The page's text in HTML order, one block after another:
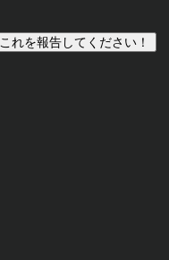
これを報告してください！